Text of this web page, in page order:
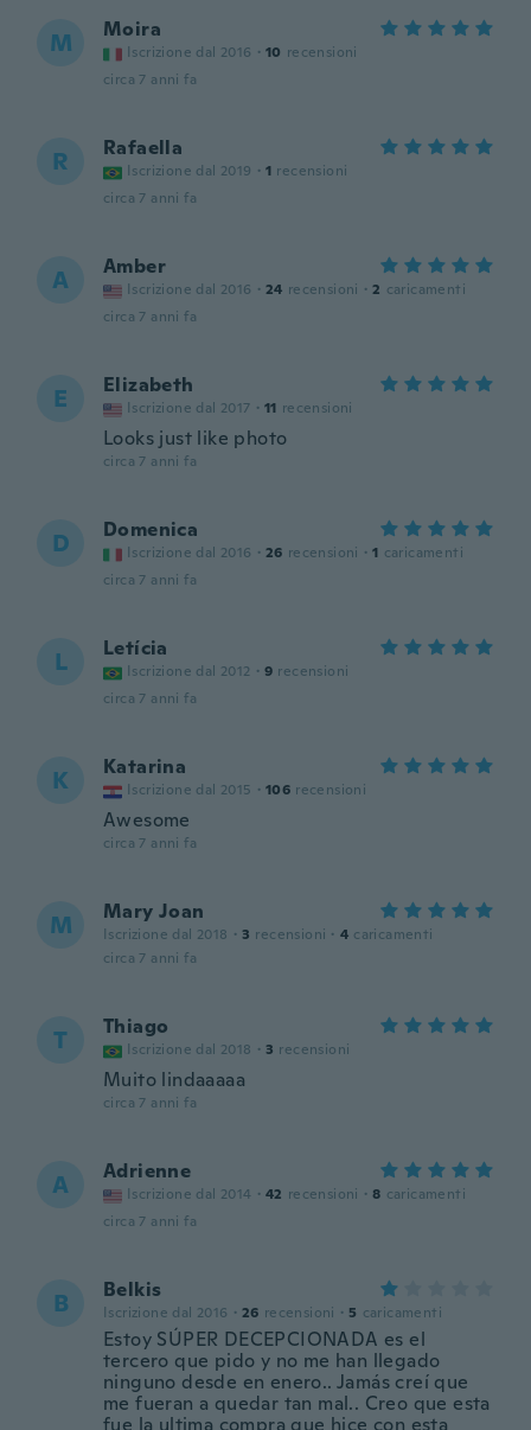
M Moira
Iscrizione dal 2016 · 10 recensioni
circa 7 anni fa
R Rafaella
Iscrizione dal 2019 · 1 recensioni
circa 7 anni fa
A Amber
Iscrizione dal 2016 · 24 recensioni · 2 caricamenti
circa 7 anni fa
E Elizabeth
Iscrizione dal 2017 · 11 recensioni
Looks just like photo
circa 7 anni fa
D Domenica
Iscrizione dal 2016 · 26 recensioni · 1 caricamenti
circa 7 anni fa
L Letícia
Iscrizione dal 2012 · 9 recensioni
circa 7 anni fa
K Katarina
Iscrizione dal 2015 · 106 recensioni
Awesome
circa 7 anni fa
M Mary Joan
Iscrizione dal 2018 · 3 recensioni · 4 caricamenti
circa 7 anni fa
T Thiago
Iscrizione dal 2018 · 3 recensioni
Muito lindaaaaa
circa 7 anni fa
A Adrienne
Iscrizione dal 2014 · 42 recensioni · 8 caricamenti
circa 7 anni fa
B Belkis
Iscrizione dal 2016 · 26 recensioni · 5 caricamenti
Estoy SÚPER DECEPCIONADA es el
tercero que pido y no me han llegado
ninguno desde en enero.. Jamás creí que
me fueran a quedar tan mal.. Creo que esta
fue la ultima compra que hice con esta